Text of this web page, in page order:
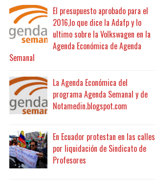
El presupuesto aprobado para el
2016,lo que dice la Adafp y lo
ultimo sobre la Volkswagen en la
Agenda Económica de Agenda
Semanal
La Agenda Económica del
programa Agenda Semanal y de
Notamedin.blogspot.com
En Ecuador protestan en las calles
por liquidación de Sindicato de
Profesores